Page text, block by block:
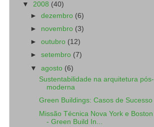
▼ 2008 (40)
►dezembro (6)
► novembro (3)
►outubro (12)
►setembro (7)
▼agosto (6)
Sustentabilidade na arquitetura pós-
moderna
Green Buildings: Casos de Sucesso
Missão Técnica Nova York e Boston
- Green Build In...